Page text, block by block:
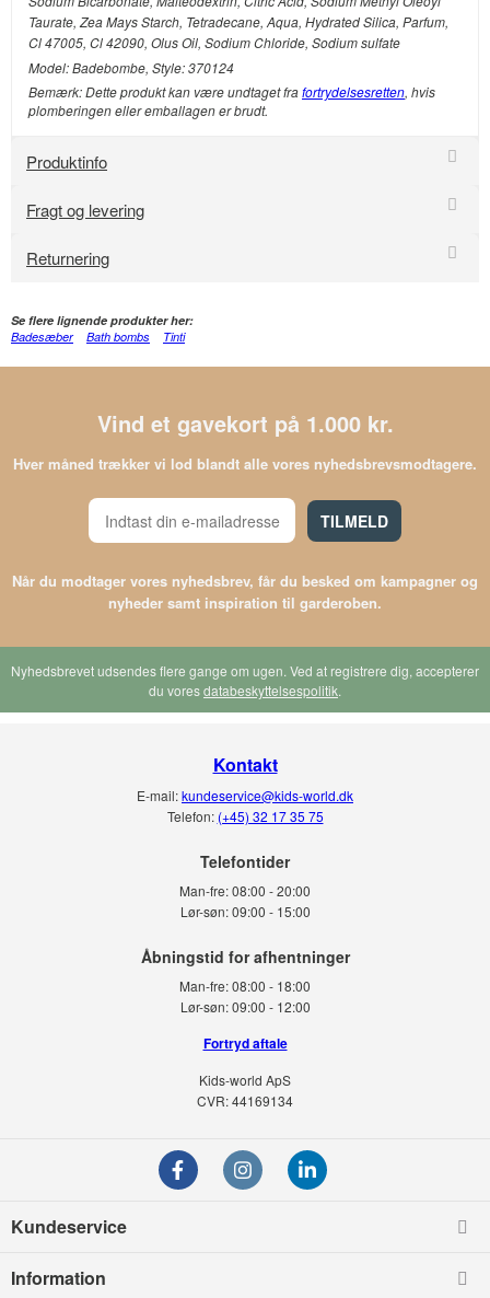
Taurate, Zea Mays Starch, Tetradecane, Aqua, Hydrated Silica, Parfum,
Cl 47005, Cl 42090, Olus Oil, Sodium Chloride, Sodium sulfate
Model: Badebombe, Style: 370124
Bemærk: Dette produkt kan være undtaget frafortrydelsesretten, hvis
plomberingen eller emballagen er brudt.
Produktinfo
Fragt og levering
Returnering
Se flere lignende produkter her:
Badesæber
Bath bombs Tinti
Vind et gavekort på 1.000 kr.
Hver måned trækker vi lod blandt alle vores nyhedsbrevsmodtagere.
TILMELD
Når du modtager vores nyhedsbrev, får du besked om kampagner og
nyheder samt inspiration til garderoben.
Nyhedsbrevet udsendes flere gange om ugen. Ved at registrere dig, accepterer
du voresdatabeskyttelsespolitik.
Kontakt
E-mail:kundeservice@kids-world.dk
Telefon: (+45) 32 17 35 75
Telefontider
Man-fre:08:00 - 20:00
Lør-søn: 09:00 - 15:00
Man-fre:08:00 - 18:00
Lør-søn:09:00 - 12:00
Fortryd aftale
Kids-world ApS
CVR: 44169134
Kundeservice
Information